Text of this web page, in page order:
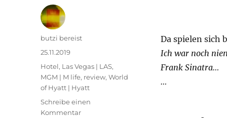
Da spielen sich
Ich war noch
Frank Sinatra…
…
Autor
butzi bereist
Veröffentlicht
am
25.11.2019
Kategorien
Hotel, Las Vegas | LAS,
MGM | M life, review,World
of Hyatt | Hyatt
Schreibe einen
Kommentarzu